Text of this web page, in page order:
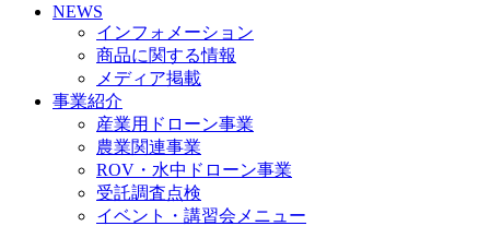
NEWS
インフォメーション
商品に関する情報
メディア掲載
事業紹介
産業用ドローン事業
農業関連事業
ROV・水中ドローン事業
受託調査点検
イベント・講習会メニュー